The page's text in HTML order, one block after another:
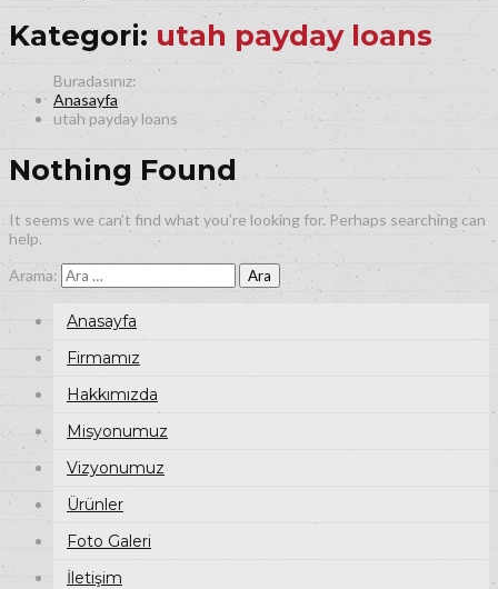
Kategori: utah payday loans
Anasayfa
utah payday loans
Nothing Found
It seems we can’t find what you’re looking for. Perhaps searching can
help.
Arama:
Anasayfa
Firmamız
Hakkımızda
Misyonumuz
Vizyonumuz
Ürünler
Foto Galeri
İletişim